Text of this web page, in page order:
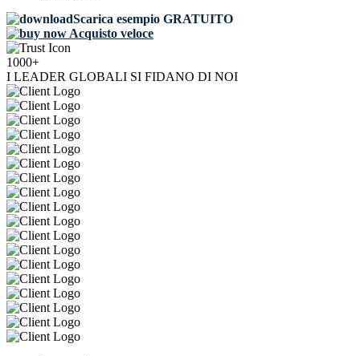
Scarica esempio GRATUITO
Acquisto veloce
1000+
I LEADER GLOBALI SI FIDANO DI NOI